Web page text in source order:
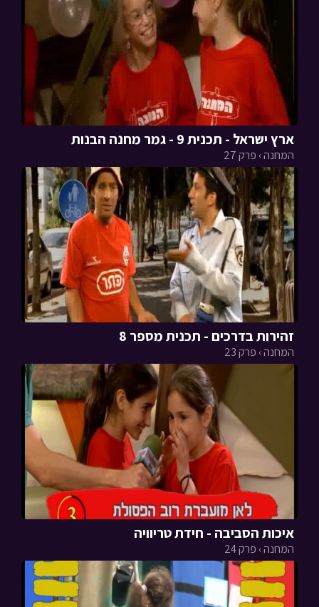
ארץ ישראל - תכנית 9 - גמר מחנה הבנות
המחנה › פרק 27
זהירות בדרכים - תכנית מספר 8
המחנה › פרק 23
איכות הסביבה - חידת טריוויה
המחנה › פרק 24